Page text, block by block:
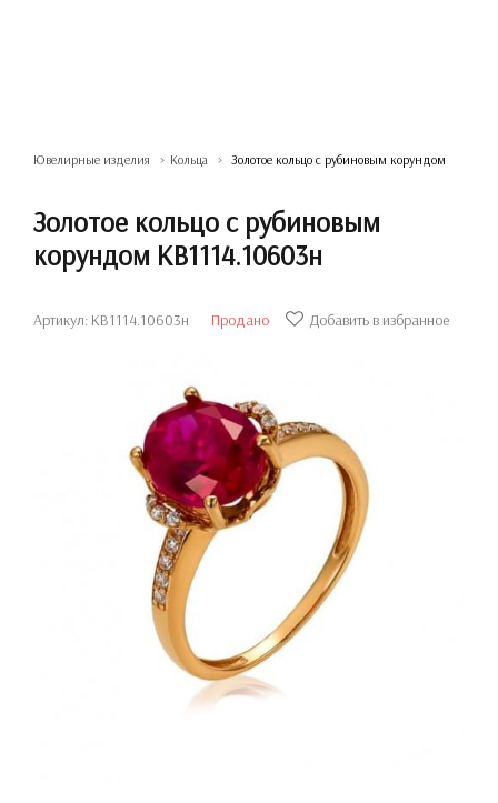
Ювелирные изделия Кольца Золотое кольцо с рубиновым корундом
Золотое кольцо с рубиновым
корундом КВ1114.10603н
Артикул: КВ1114.10603н Продано Добавить в избранное